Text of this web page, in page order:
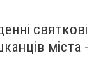
святкові
міста -